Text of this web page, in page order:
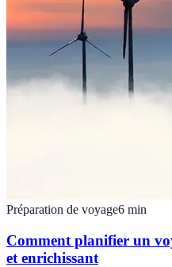
Préparation de voyage6 min
Comment planifier un
et enrichissant